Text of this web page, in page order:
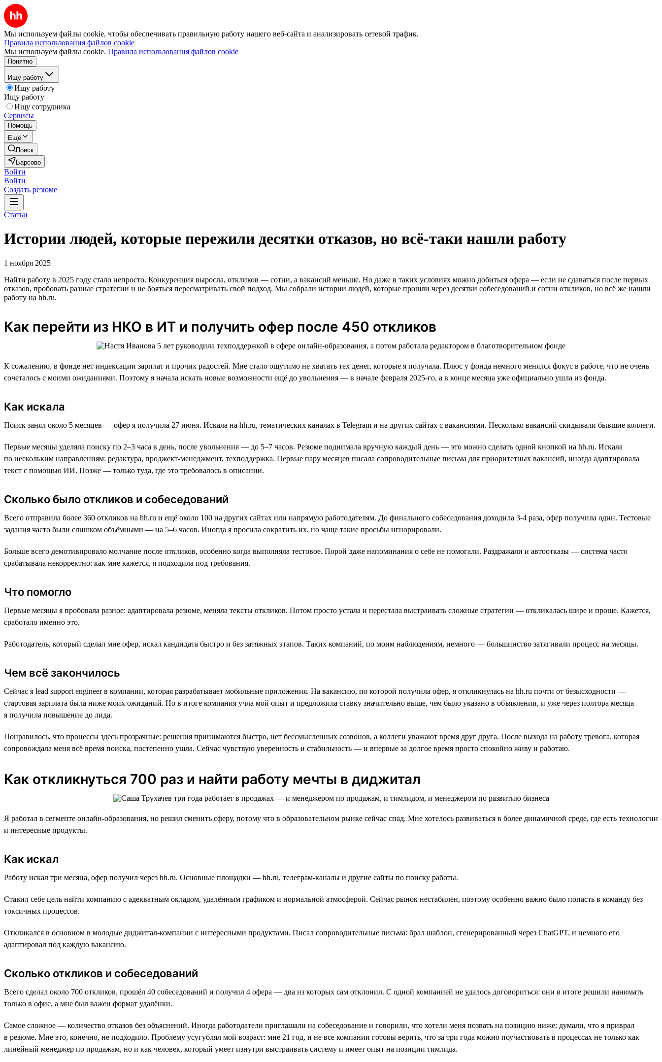
Мы используем файлы cookie, чтобы обеспечивать правильную работу нашего веб-сайта и анализировать сетевой трафик.
Правила использования файлов cookie
Мы используем файлы cookie. Правила использования файлов cookie
Понятно
Ищу работу
Ищу работу
Ищу работу
Ищу сотрудника
Сервисы
Помощь
Ещё
Поиск
Барсово
Войти
Войти
Создать резюме
Статьи
Истории людей, которые пережили десятки отказов, но всё-таки нашли работу
1 ноября 2025
Найти работу в 2025 году стало непросто. Конкуренция выросла, откликов — сотни, а вакансий меньше. Но даже в таких условиях можно добиться офера — если не сдаваться после первых
отказов, пробовать разные стратегии и не бояться пересматривать свой подход. Мы собрали истории людей, которые прошли через десятки собеседований и сотни откликов, но всё же нашли
работу на hh.ru.
Как перейти из НКО в ИТ и получить офер после 450 откликов
К сожалению, в фонде нет индексации зарплат и прочих радостей. Мне стало ощутимо не хватать тех денег, которые я получала. Плюс у фонда немного менялся фокус в работе, что не очень
сочеталось с моими ожиданиями. Поэтому я начала искать новые возможности ещё до увольнения — в начале февраля 2025-го, а в конце месяца уже официально ушла из фонда.
Как искала
Поиск занял около 5 месяцев — офер я получила 27 июня. Искала на hh.ru, тематических каналах в Telegram и на других сайтах с вакансиями. Несколько вакансий скидывали бывшие коллеги.
Первые месяцы уделяла поиску по 2–3 часа в день, после увольнения — до 5–7 часов. Резюме поднимала вручную каждый день — это можно сделать одной кнопкой на hh.ru. Искала
по нескольким направлениям: редактура, проджект-менеджмент, техподдержка. Первые пару месяцев писала сопроводительные письма для приоритетных вакансий, иногда адаптировала
текст с помощью ИИ. Позже — только туда, где это требовалось в описании.
Сколько было откликов и собеседований
Всего отправила более 360 откликов на hh.ru и ещё около 100 на других сайтах или напрямую работодателям. До финального собеседования доходила 3-4 раза, офер получила один. Тестовые
задания часто были слишком объёмными — на 5–6 часов. Иногда я просила сократить их, но чаще такие просьбы игнорировали.
Больше всего демотивировало молчание после откликов, особенно когда выполняла тестовое. Порой даже напоминания о себе не помогали. Раздражали и автоотказы — система часто
срабатывала некорректно: как мне кажется, я подходила под требования.
Что помогло
Первые месяцы я пробовала разное: адаптировала резюме, меняла тексты откликов. Потом просто устала и перестала выстраивать сложные стратегии — откликалась шире и проще. Кажется,
сработало именно это.
Работодатель, который сделал мне офер, искал кандидата быстро и без затяжных этапов. Таких компаний, по моим наблюдениям, немного — большинство затягивали процесс на месяцы.
Чем всё закончилось
Сейчас я lead support engineer в компании, которая разрабатывает мобильные приложения. На вакансию, по которой получила офер, я откликнулась на hh.ru почти от безысходности —
стартовая зарплата была ниже моих ожиданий. Но в итоге компания учла мой опыт и предложила ставку значительно выше, чем было указано в объявлении, и уже через полтора месяца
я получила повышение до лида.
Понравилось, что процессы здесь прозрачные: решения принимаются быстро, нет бессмысленных созвонов, а коллеги уважают время друг друга. После выхода на работу тревога, которая
сопровождала меня всё время поиска, постепенно ушла. Сейчас чувствую уверенность и стабильность — и впервые за долгое время просто спокойно живу и работаю.
Как откликнуться 700 раз и найти работу мечты в диджитал
Я работал в сегменте онлайн-образования, но решил сменить сферу, потому что в образовательном рынке сейчас спад. Мне хотелось развиваться в более динамичной среде, где есть технологии
и интересные продукты.
Как искал
Работу искал три месяца, офер получил через hh.ru. Основные площадки — hh.ru, телеграм-каналы и другие сайты по поиску работы.
Ставил себе цель найти компанию с адекватным окладом, удалённым графиком и нормальной атмосферой. Сейчас рынок нестабилен, поэтому особенно важно было попасть в команду без
токсичных процессов.
Откликался в основном в молодые диджитал-компании с интересными продуктами. Писал сопроводительные письма: брал шаблон, сгенерированный через ChatGPT, и немного его
адаптировал под каждую вакансию.
Сколько откликов и собеседований
Всего сделал около 700 откликов, прошёл 40 собеседований и получил 4 офера — два из которых сам отклонил. С одной компанией не удалось договориться: они в итоге решили нанимать
только в офис, а мне был важен формат удалёнки.
Самое сложное — количество отказов без объяснений. Иногда работодатели приглашали на собеседование и говорили, что хотели меня позвать на позицию ниже: думали, что я приврал
в резюме. Мне это, конечно, не подходило. Проблему усугублял мой возраст: мне 21 год, и не все компании готовы верить, что за три года можно поучаствовать в процессах не только как
линейный менеджер по продажам, но и как человек, который умеет изнутри выстраивать систему и имеет опыт на позиции тимлида.